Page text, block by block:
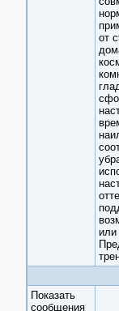
от
или
Показать
сообщения